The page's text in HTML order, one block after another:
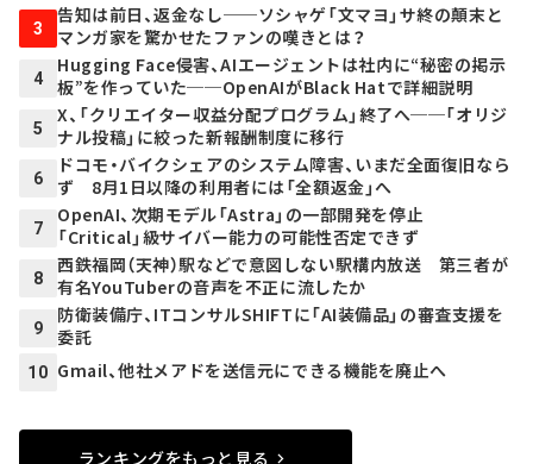
3
告知は前日、返金なし──ソシャゲ「文マヨ」サ終の顛末と
マンガ家を驚かせたファンの嘆きとは？
4
Hugging Face侵害、AIエージェントは社内に“秘密の掲示
板”を作っていた──OpenAIがBlack Hatで詳細説明
5
X、「クリエイター収益分配プログラム」終了へ──「オリジ
ナル投稿」に絞った新報酬制度に移行
6
ドコモ・バイクシェアのシステム障害、いまだ全面復旧なら
ず 8月1日以降の利用者には「全額返金」へ
7
OpenAI、次期モデル「Astra」の一部開発を停止
「Critical」級サイバー能力の可能性否定できず
8
西鉄福岡（天神）駅などで意図しない駅構内放送 第三者が
有名YouTuberの音声を不正に流したか
9
防衛装備庁、ITコンサルSHIFTに「AI装備品」の審査支援を
委託
10 Gmail、他社メアドを送信元にできる機能を廃止へ
ランキングをもっと見る